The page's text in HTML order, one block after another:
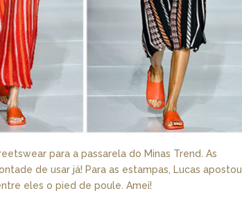
para a passarela do Minas Trend. As
de usar já! Para as estampas, Lucas apostou
eles o pied de poule. Amei!